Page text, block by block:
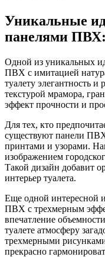
Уникальные
панелями
Одной из уникальных
ПВХ с имитацией
туалету элегантность
текстурой мрамора,
эффект прочности и
Для тех, кто
существуют панели
принтами и узорами.
изображением
Такой дизайн добавит
интерьер туалета.
Еще одной интересной
ПВХ с трехмерным
впечатление
туалете атмосферу
трехмерными
прекрасно